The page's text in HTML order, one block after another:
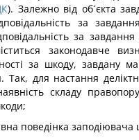
). Залежно від об´єкта
за
за
законодавче
за шкоду, завдану
Так, для настання
складу
поведінка заподіювача